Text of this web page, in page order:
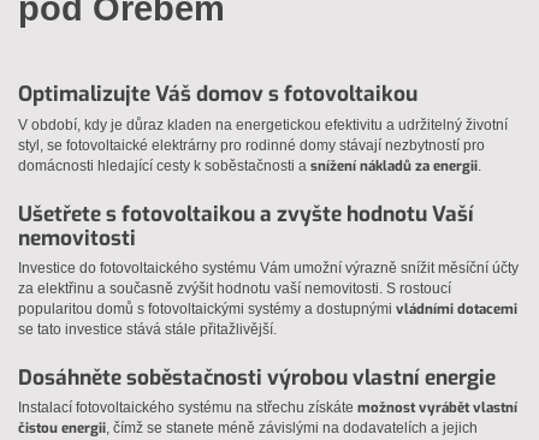
pod Orebem
Optimalizujte Váš domov s fotovoltaikou
V období, kdy je důraz kladen na energetickou efektivitu a udržitelný životní
styl, se fotovoltaické elektrárny pro rodinné domy stávají nezbytností pro
domácnosti hledající cesty k soběstačnosti a snížení nákladů za energii
Ušetřete s fotovoltaikou a zvyšte hodnotu Vaší
nemovitosti
Investice do fotovoltaického systému Vám umožní výrazně snížit měsíční účty
za elektřinu a současně zvýšit hodnotu vaší nemovitosti. S rostoucí
popularitou domů s fotovoltaickými systémy a dostupnými vládními dotacemi
se tato investice stává stále přitažlivější.
Dosáhněte soběstačnosti výrobou vlastní energie
Instalací fotovoltaického systému na střechu získáte možnost vyrábět vlastní
čistou energii , čímž se stanete méně závislými na dodavatelích a jejich